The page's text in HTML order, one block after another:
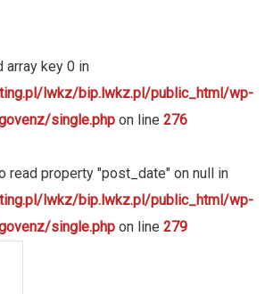
array key 0 in
lwkz/bip.lwkz.pl/public_html/wp-
single.php on line 276
read property "post_date" on null in
lwkz/bip.lwkz.pl/public_html/wp-
single.php on line 279